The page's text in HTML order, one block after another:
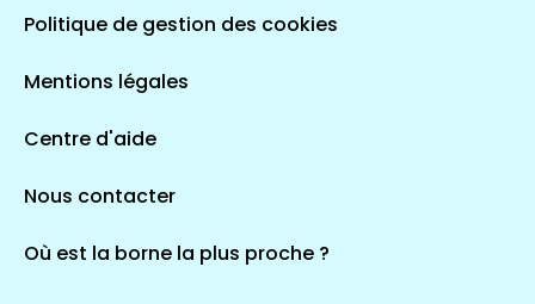
Politique de gestion des cookies
Mentions légales
Centre d'aide
Nous contacter
Où est la borne la plus proche ?